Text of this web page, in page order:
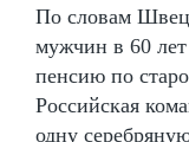
По словам
мужчин в 60 лет
пенсию по
Российская
одну